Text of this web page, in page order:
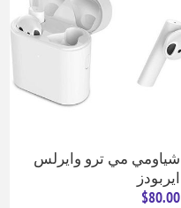
شياومي مي ترو وايرلس
ايربودز
$80.00